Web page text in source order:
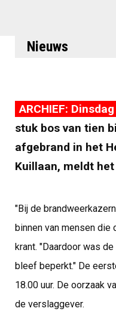
Nieuws
ARCHIEF:
stuk bos van tien
afgebrand in het
Kuillaan, meldt
"Bij de
binnen van mensen die
krant. "Daardoor was
bleef beperkt." De
18.00 uur. De oorzaak
de verslaggever.